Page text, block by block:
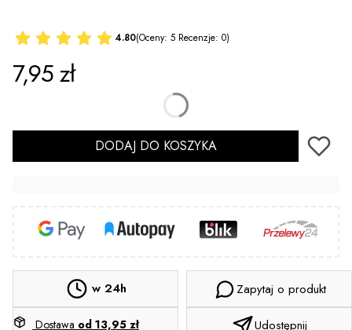
4.80(Oceny: 5 Recenzje: 0)
Cena
7,95 zł
DODAJ DO KOSZYKA
w 24h
Dostawa od 13,95 zł
Zapytaj o produkt
Udostępnij